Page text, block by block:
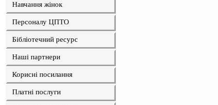
Навчання жінок
Персоналу ЦПТО
Бібліотечний ресурс
Наші партнери
Корисні посилання
Платні послуги